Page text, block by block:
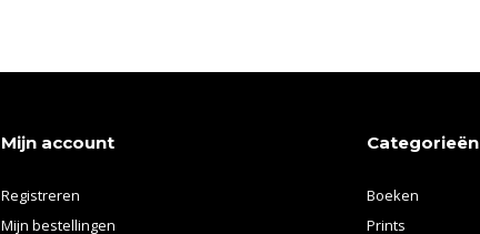
Mijn account
Registreren
Mijn bestellingen
Categorieën
Boeken
Prints